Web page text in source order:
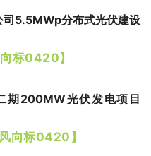
司5.5MWp分布式光伏建设
向标0420】
期200MW光伏发电项目
风向标0420】